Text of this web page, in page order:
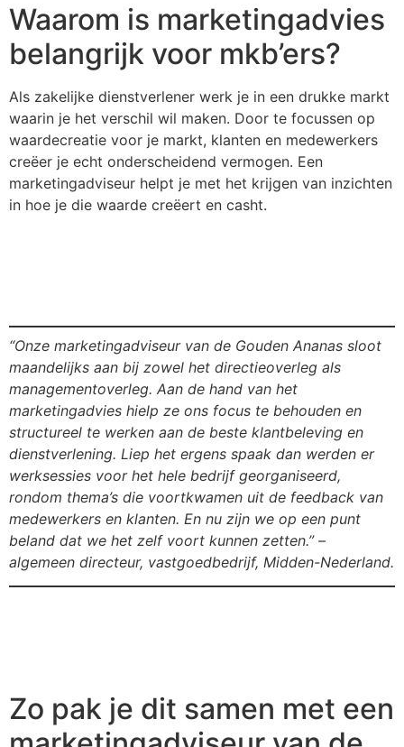
Waarom is marketingadvies
belangrijk voor mkb’ers?
Als zakelijke dienstverlener werk je in een drukke markt
waarin je het verschil wil maken. Door te focussen op
waardecreatie voor je markt, klanten en medewerkers
creëer je echt onderscheidend vermogen. Een
marketingadviseur helpt je met het krijgen van inzichten
in hoe je die waarde creëert en casht.
“Onze marketingadviseur van de Gouden Ananas sloot
maandelijks aan bij zowel het directieoverleg als
managementoverleg. Aan de hand van het
marketingadvies hielp ze ons focus te behouden en
structureel te werken aan de beste klantbeleving en
dienstverlening. Liep het ergens spaak dan werden er
werksessies voor het hele bedrijf georganiseerd,
rondom thema’s die voortkwamen uit de feedback van
medewerkers en klanten. En nu zijn we op een punt
beland dat we het zelf voort kunnen zetten.” –
algemeen directeur, vastgoedbedrijf, Midden-Nederland.
Zo pak je dit samen met een